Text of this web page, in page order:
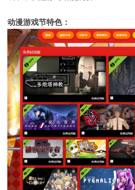
动漫游戏节特色：